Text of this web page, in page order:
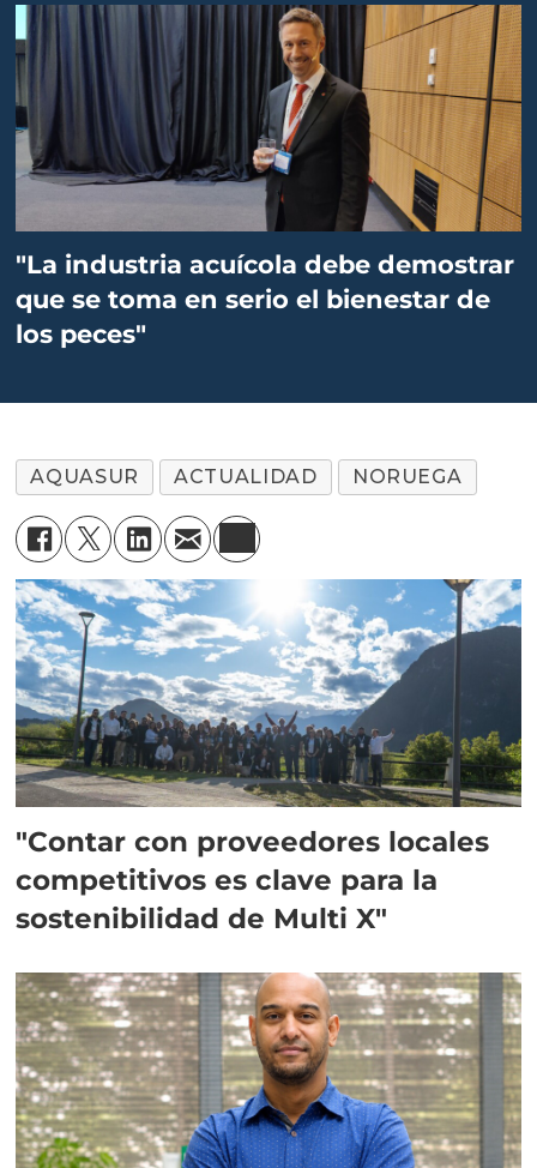
"La industria acuícola debe demostrar
que se toma en serio el bienestar de
los peces"
AQUASUR ACTUALIDAD NORUEGA
"Contar con proveedores locales
competitivos es clave para la
sostenibilidad de Multi X"